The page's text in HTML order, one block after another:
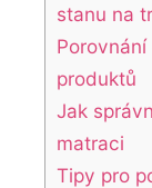
stanu ‌na⁢
produktů
Jak​
matraci
Tipy‌ pro